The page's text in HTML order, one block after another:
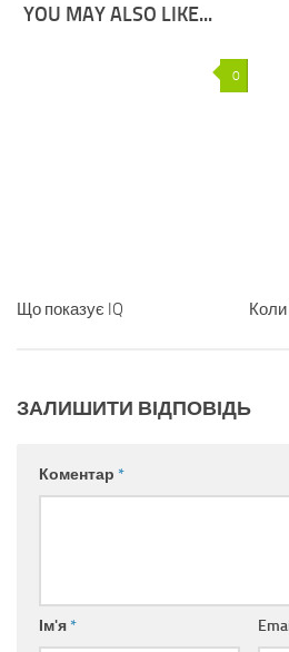
YOU MAY ALSO LIKE...
0
Що показує IQ
ЗАЛИШИТИ ВІДПОВІДЬ
Коментар *
Ім'я*